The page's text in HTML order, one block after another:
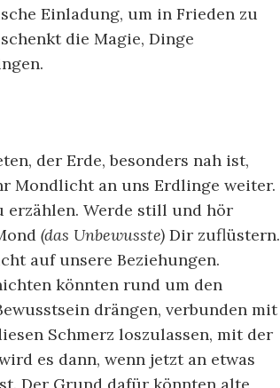
Einladung, um in Frieden zu
schenkt die Magie, Dinge
der Erde, besonders nah ist,
Mondlicht an uns Erdlinge weiter.
erzählen. Werde still und hör
(das Unbewusste) Dir zuflüstern.
auf unsere Beziehungen.
könnten rund um den
drängen, verbunden mit
Schmerz loszulassen, mit der
es dann, wenn jetzt an etwas
Der Grund dafür könnten alte